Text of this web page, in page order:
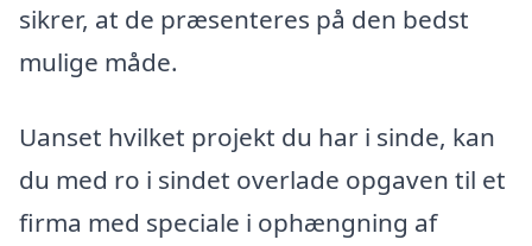
sikrer, at de præsenteres på den bedst
mulige måde.
Uanset hvilket projekt du har i sinde, kan
du med ro i sindet overlade opgaven til et
firma med speciale i ophængning af